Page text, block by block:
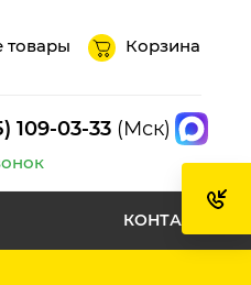
товары Корзина
109-03-33 (Мск)
КОНТАКТЫ